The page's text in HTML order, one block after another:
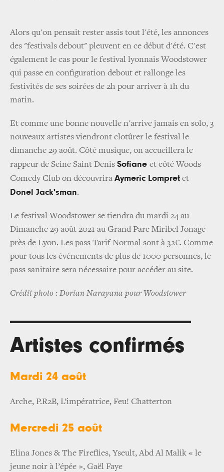
Alors qu'on pensait rester assis tout l'été, les annonces
des "festivals debout" pleuvent en ce début d'été. C'est
également le cas pour le festival lyonnais Woodstower
qui passe en configuration debout et rallonge les
festivités de ses soirées de 2h pour arriver à 1h du
matin.
Et comme une bonne nouvelle n'arrive jamais en solo, 3
nouveaux artistes viendront clotûrer le festival le
dimanche 29 août. Côté musique, on accueillera le
rappeur de Seine Saint Denis Sofiane et côté Woods
Comedy Club on découvrira Aymeric Lompret et
Donel Jack'sman.
Le festival Woodstower se tiendra du mardi 24 au
Dimanche 29 août 2021 au Grand Parc Miribel Jonage
près de Lyon. Les pass Tarif Normal sont à 32€. Comme
pour tous les événements de plus de 1000 personnes, le
pass sanitaire sera nécessaire pour accéder au site.
Crédit photo : Dorian Narayana pour Woodstower
Artistes confirmés
Mardi 24 août
Arche, P.R2B, L’impératrice, Feu! Chatterton
Mercredi 25 août
Elina Jones & The Fireflies, Yseult, Abd Al Malik « le
jeune noir à l’épée », Gaël Faye